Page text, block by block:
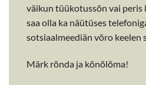
väikun tüükotussõn vai peris
saa olla ka näütüses
sotsiaalmeediän võro keelen
Märk rõnda ja kõnõlõma!